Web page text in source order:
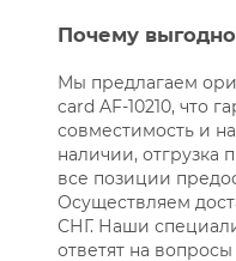
Почему
Мы предлагаем
card AF-10210, что
совместимость и
наличии, отгрузка
все позиции
Осуществляем
СНГ. Наши
ответят на вопросы